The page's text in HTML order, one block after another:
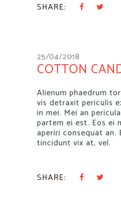
SHARE:
25/04/2018
COTTON
Alienum phaedrum
vis detraxit periculis
in mei. Mei an
partem ei est. Eos ei
aperiri consequat an.
tincidunt vix at, vel.
SHARE: